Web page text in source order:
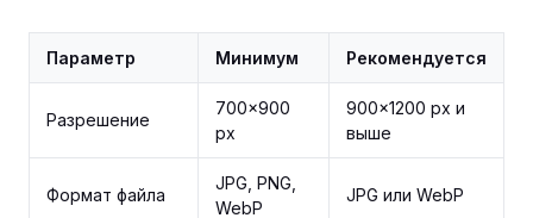
Параметр Минимум Рекомендуется
Разрешение
700×900
px
900×1200 px и
выше
Формат файла
JPG, PNG,
WebP
JPG или WebP